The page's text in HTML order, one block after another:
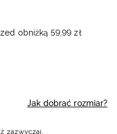
obniżką 59,99 zł
Jak dobrać rozmiar?
zazwyczaj.